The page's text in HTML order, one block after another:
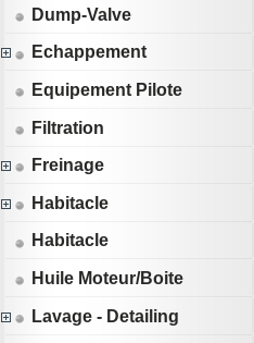
Dump-Valve
Echappement
Equipement Pilote
Filtration
Freinage
Habitacle
Habitacle
Huile Moteur/Boite
Lavage - Detailing